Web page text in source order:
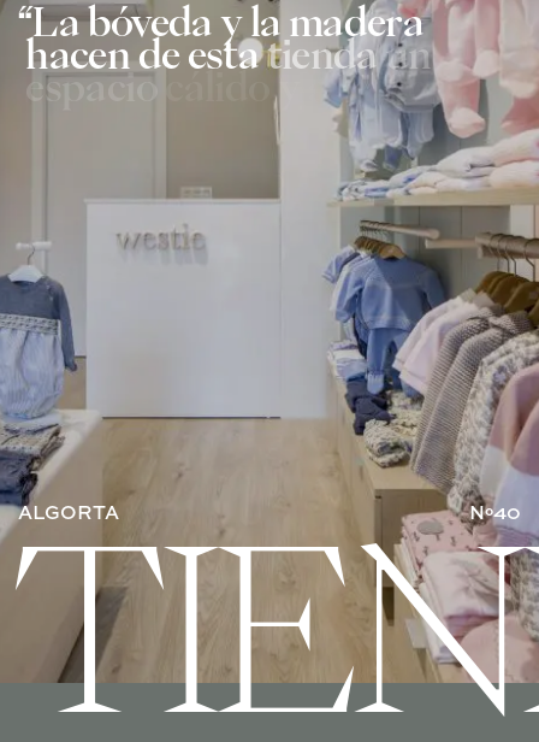
Labóveda y la madera
hacen de estatienda un
espacio
acogedor
ALGORTA Nº40